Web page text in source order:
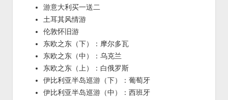
游意大利买一送二
土耳其风情游
伦敦怀旧游
东欧之东（下）：摩尔多瓦
东欧之东（中）：乌克兰
东欧之东（上）：白俄罗斯
伊比利亚半岛巡游（下）：葡萄牙
伊比利亚半岛巡游（中）：西班牙